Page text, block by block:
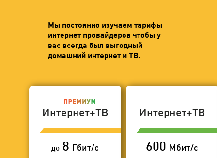
Мы постоянно изучаем тарифы
интернет провайдеров чтобы у
вас всегда был выгодный
домашний интернет и ТВ.
Интернет+ТВ
до 8 Гбит/с
Интернет+ТВ
600 Мбит/с